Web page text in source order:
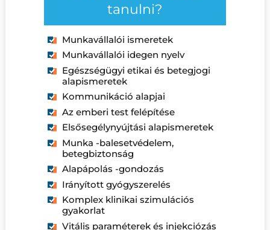
tanulni?
Munkavállalói ismeretek
Munkavállalói idegen nyelv
Egészségügyi etikai és betegjogi
alapismeretek
Kommunikáció alapjai
Az emberi test felépítése
Elsősegélynyújtási alapismeretek
Munka -balesetvédelem,
betegbiztonság
Alapápolás -gondozás
Irányított gyógyszerelés
Komplex klinikai szimulációs
gyakorlat
Vitális paraméterek és injekciózás